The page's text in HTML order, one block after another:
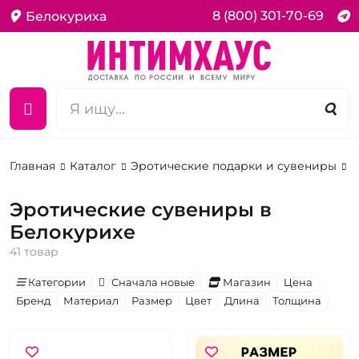
Белокуриха 8 (800) 301-70-69
Главная Каталог Эротические подарки и сувениры
Эротические сувениры в
Белокурихе
41 товар
Категории Сначала новые Магазин
Цена
Бренд
Материал Размер Цвет Длина Толщина